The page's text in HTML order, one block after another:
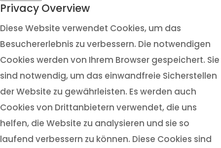
Privacy Overview
Diese Website verwendet Cookies, um das
Besuchererlebnis zu verbessern. Die notwendigen
Cookies werden von Ihrem Browser gespeichert. Sie
sind notwendig, um das einwandfreie Sicherstellen
der Website zu gewährleisten. Es werden auch
Cookies von Drittanbietern verwendet, die uns
helfen, die Website zu analysieren und sie so
laufend verbessern zu können. Diese Cookies sind